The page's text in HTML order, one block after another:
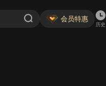
会员特惠
历史